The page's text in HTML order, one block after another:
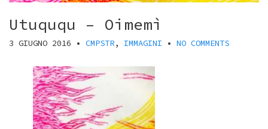
Utuququ – Oimemì
3 GIUGNO 2016 • CMPSTR, IMMAGINI • NO COMMENTS